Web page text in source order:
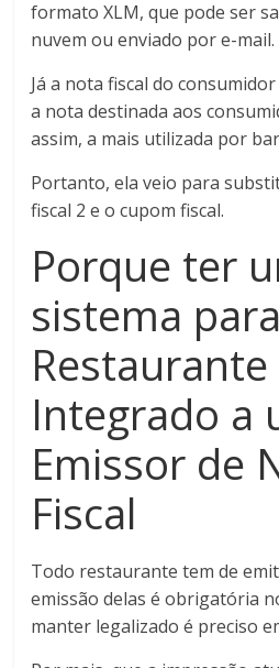
formato XLM, que pode ser
nuvem ou enviado por e-mail.
Já a nota fiscal do
a nota destinada aos
assim, a mais utilizada por
Portanto, ela veio para
fiscal 2 e o cupom fiscal.
Porque ter
sistema para
Restaurante
Integrado a
Emissor de
Fiscal
Todo restaurante tem de
emissão delas é obrigatória
manter legalizado é preciso